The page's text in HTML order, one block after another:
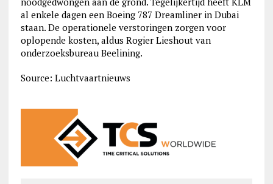
al enkele dagen een Boeing 787 Dreamliner in Dubai
staan. De operationele verstoringen zorgen voor
oplopende kosten, aldus Rogier Lieshout van
onderzoeksbureau Beelining.
Source: Luchtvaartnieuws